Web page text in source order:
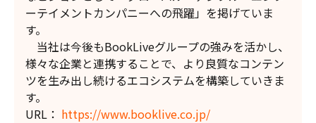
ーテイメントカンパニーへの飛躍」を掲げていま
す。
当社は今後もBookLiveグループの強みを活かし、
様々な企業と連携することで、より良質なコンテン
ツを生み出し続けるエコシステムを構築していきま
す。
URL： https://www.booklive.co.jp/